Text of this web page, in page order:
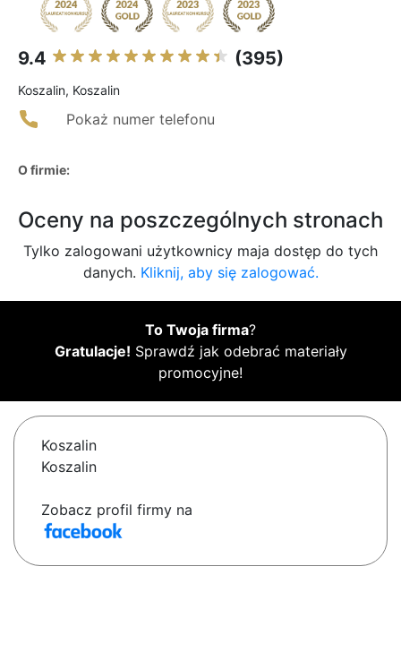
9.4 (395)
Koszalin, Koszalin
Pokaż numer telefonu
O firmie:
Oceny na poszczególnych stronach
Tylko zalogowani użytkownicy maja dostęp do tych
danych. Kliknij, aby się zalogować.
To Twoja firma?
Gratulacje! Sprawdź jak odebrać materiały
promocyjne!
Koszalin
Koszalin
Zobacz profil firmy na